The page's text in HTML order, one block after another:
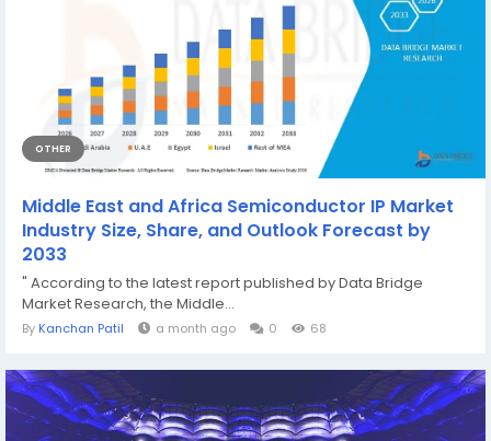
OTHER
Middle East and Africa Semiconductor IP Market
Industry Size, Share, and Outlook Forecast by
2033
" According to the latest report published by Data Bridge
Market Research, the Middle...
By Kanchan Patil a month ago 0 68